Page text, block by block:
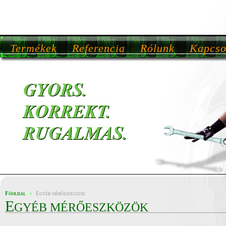
Termékek Referencia Rólunk
Főoldal Egyéb mérőeszközök
EGYÉB MÉRŐESZKÖZÖK